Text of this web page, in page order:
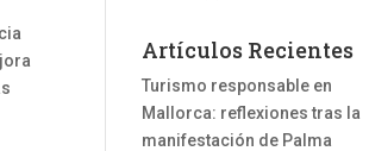
Artículos Recientes
Turismo responsable en
Mallorca: reflexiones tras la
manifestación de Palma